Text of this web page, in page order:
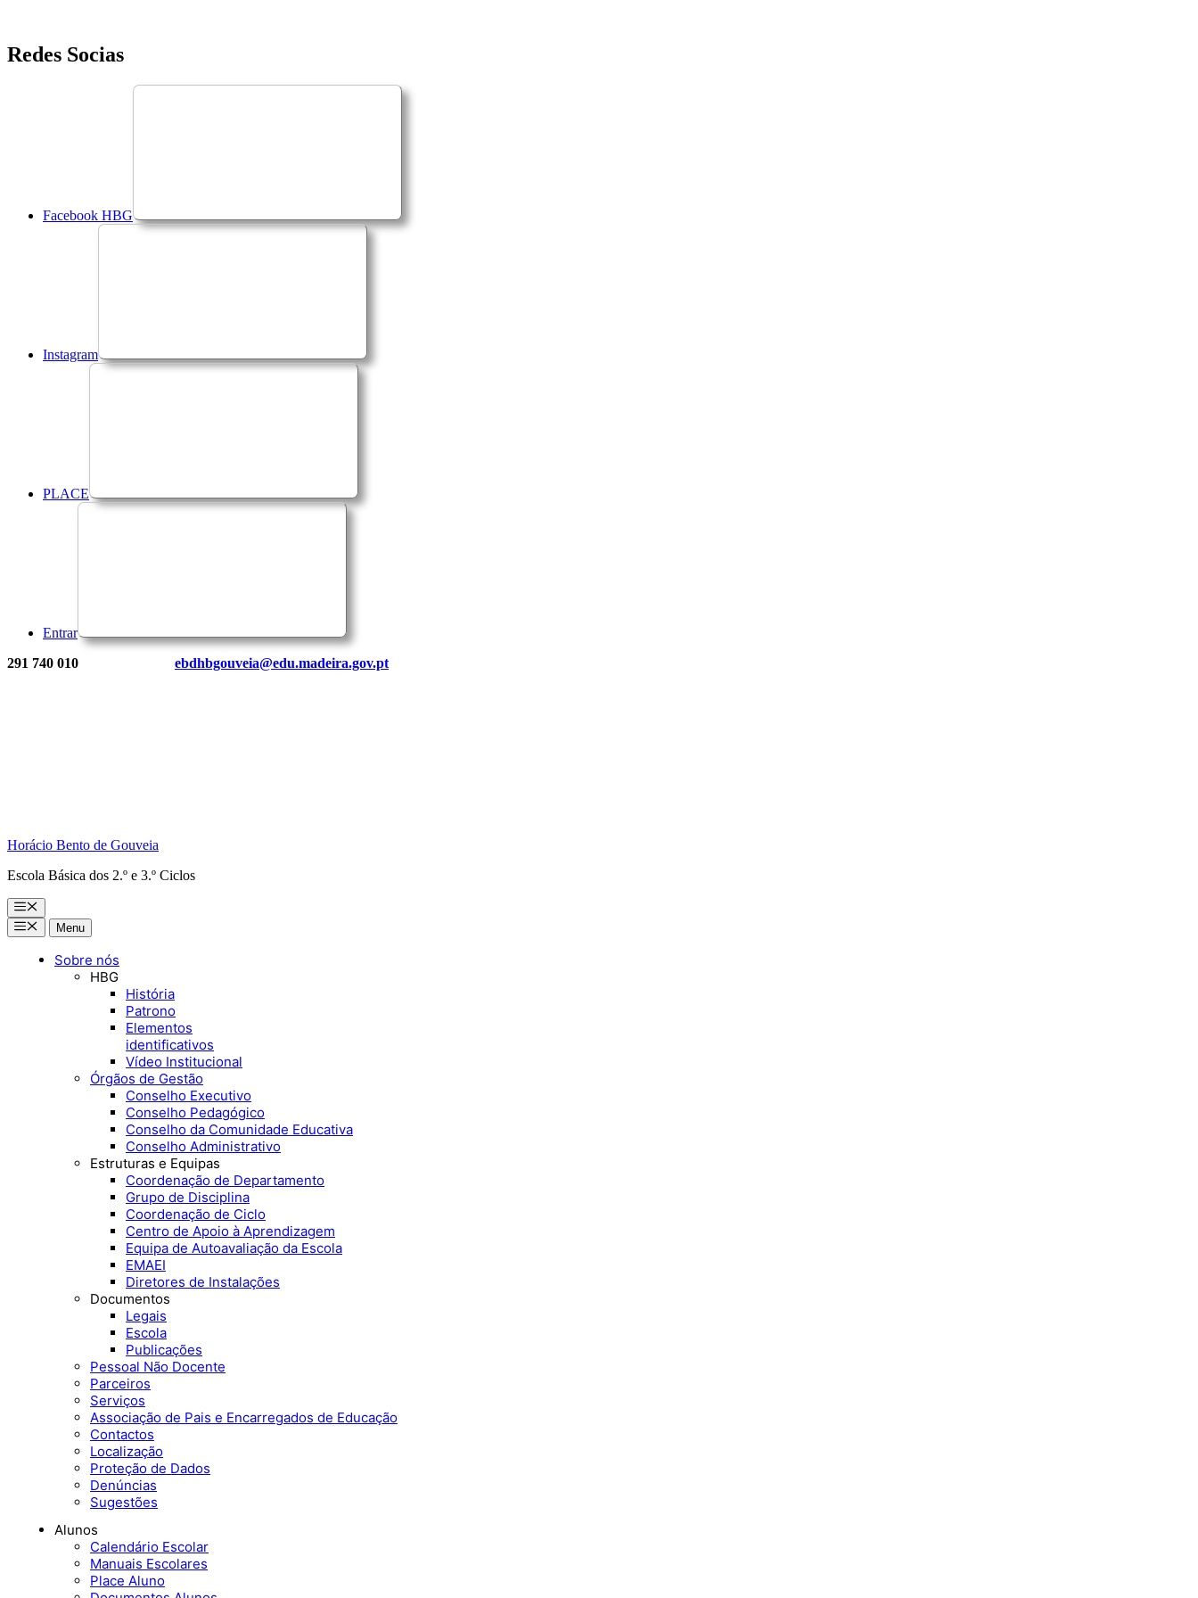
Saltar
para
Redes Socias
Facebook HBG
Instagram
PLACE
Entrar
291 740 010 ebdhbgouveia@edu.madeira.gov.pt
Horácio Bento de Gouveia
Escola Básica dos 2.º e 3.º Ciclos
Menu
MenuMenu
Sobre nós
HBG
História
Patrono
Elementos
identificativos
Vídeo Institucional
Órgãos de Gestão
Conselho Executivo
Conselho Pedagógico
Conselho da Comunidade Educativa
Conselho Administrativo
Estruturas e Equipas
Coordenação de Departamento
Grupo de Disciplina
Coordenação de Ciclo
Centro de Apoio à Aprendizagem
Equipa de Autoavaliação da Escola
EMAEI
Diretores de Instalações
Documentos
Legais
Escola
Publicações
Pessoal Não Docente
Parceiros
Serviços
Associação de Pais e Encarregados de Educação
Contactos
Localização
Proteção de Dados
Denúncias
Sugestões
Alunos
Calendário Escolar
Manuais Escolares
Place Aluno